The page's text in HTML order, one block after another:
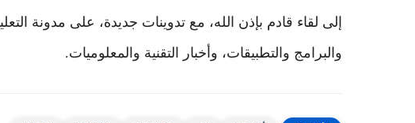
إلى لقاء قادم بإذن الله، مع تدوينات جديدة، على مدونة
والبرامج والتطبيقات، وأخبار التقنية والمعلوميات.